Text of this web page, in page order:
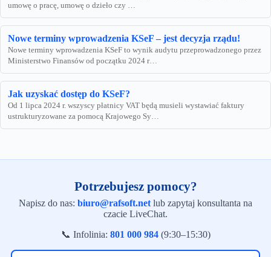
umowę o pracę, umowę o dzieło czy …
Nowe terminy wprowadzenia KSeF – jest decyzja rządu!
Nowe terminy wprowadzenia KSeF to wynik audytu przeprowadzonego przez
Ministerstwo Finansów od początku 2024 r…
Jak uzyskać dostęp do KSeF?
Od 1 lipca 2024 r. wszyscy płatnicy VAT będą musieli wystawiać faktury
ustrukturyzowane za pomocą Krajowego Sy…
Potrzebujesz pomocy?
Napisz do nas: biuro@rafsoft.net lub zapytaj konsultanta na
czacie LiveChat.
📞 Infolinia: 801 000 984(9:30–15:30)